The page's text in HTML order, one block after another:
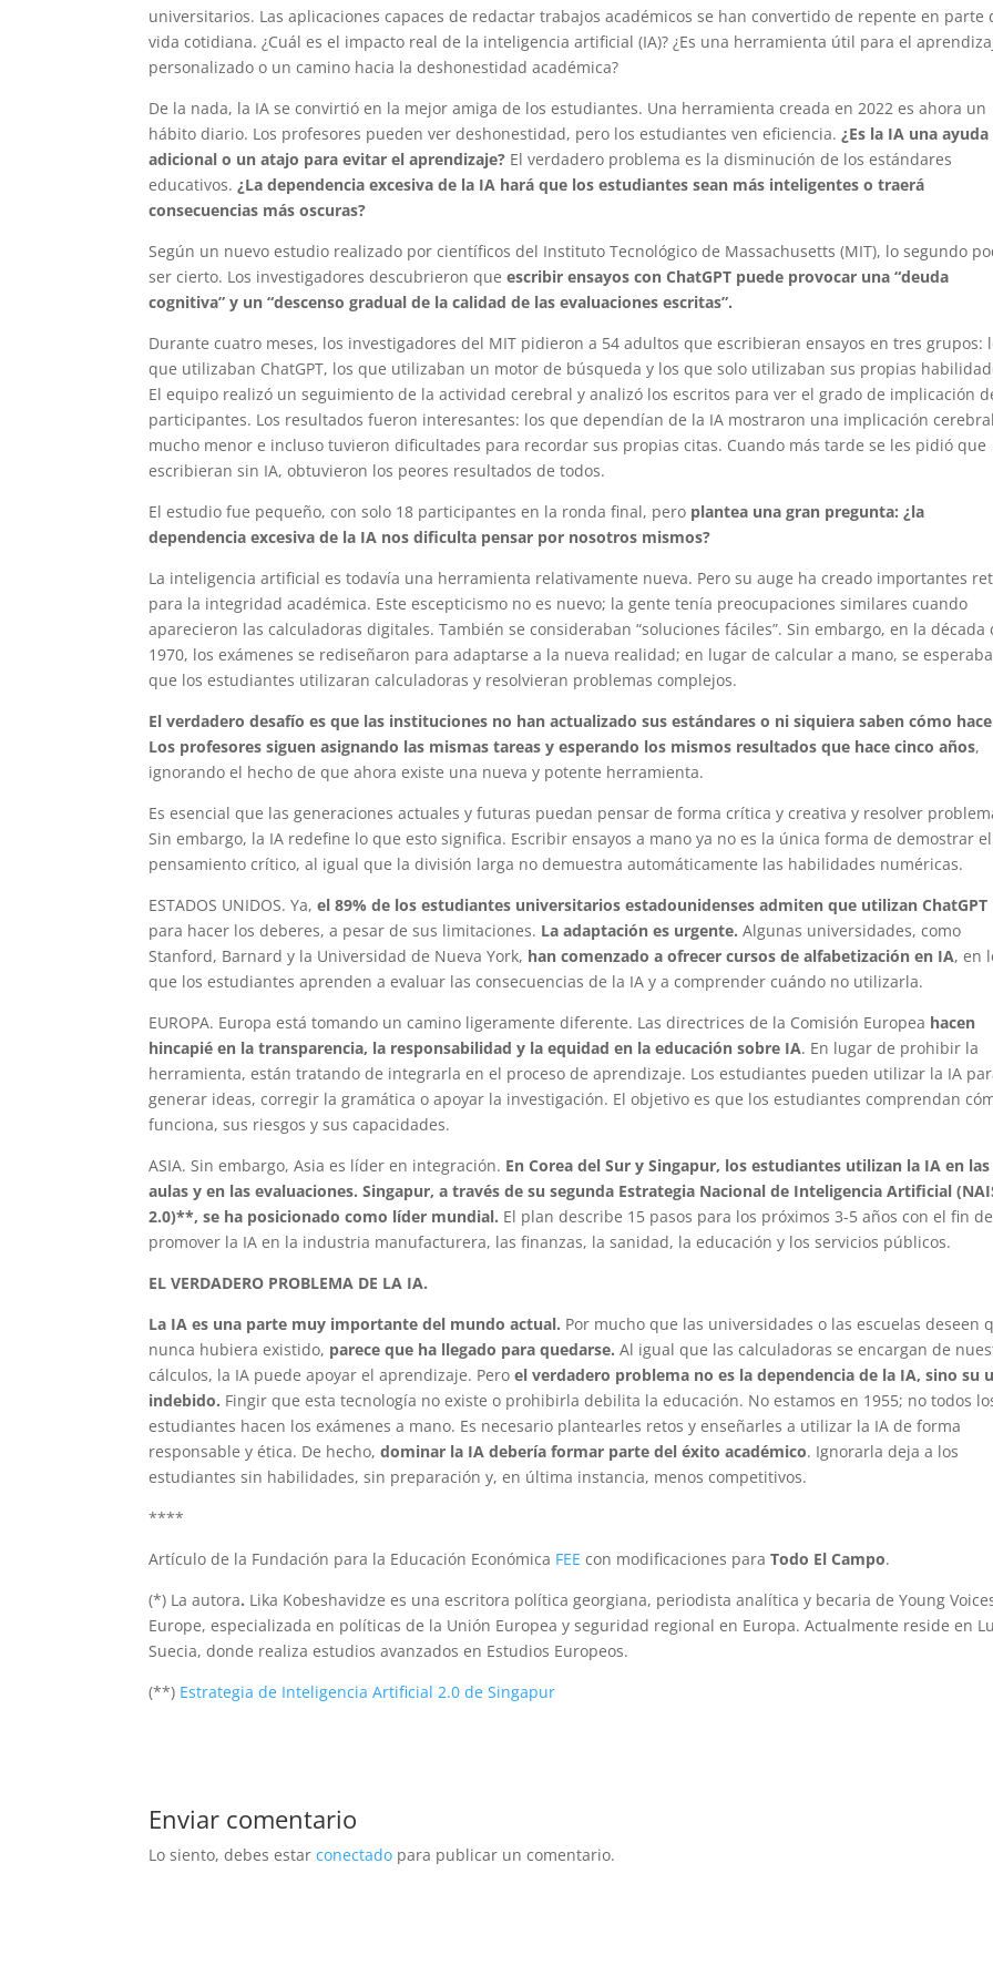
universitarios. Las aplicaciones capaces de redactar trabajos académicos se han convertido de repente en parte
vida cotidiana. ¿Cuál es el impacto real de la inteligencia artificial (IA)? ¿Es una herramienta útil para el
personalizado o un camino hacia la deshonestidad académica?
De la nada, la IA se convirtió en la mejor amiga de los estudiantes. Una herramienta creada en 2022 es ahora un
hábito diario. Los profesores pueden ver deshonestidad, pero los estudiantes ven eficiencia. ¿Es la IA una ayuda
adicional o un atajo para evitar el aprendizaje? El verdadero problema es la disminución de los estándares
educativos. ¿La dependencia excesiva de la IA hará que los estudiantes sean más inteligentes o traerá
consecuencias más oscuras?
Según un nuevo estudio realizado por científicos del Instituto Tecnológico de Massachusetts (MIT), lo segundo
ser cierto. Los investigadores descubrieron queescribir ensayos con ChatGPT puede provocar una “deuda
cognitiva” y un “descenso gradual de la calidad de las evaluaciones escritas”.
Durante cuatro meses, los investigadores del MIT pidieron a 54 adultos que escribieran ensayos en tres grupos:
que utilizaban ChatGPT, los que utilizaban un motor de búsqueda y los que solo utilizaban sus propias
El equipo realizó un seguimiento de la actividad cerebral y analizó los escritos para ver el grado de implicación
participantes. Los resultados fueron interesantes: los que dependían de la IA mostraron una implicación cerebral
mucho menor e incluso tuvieron dificultades para recordar sus propias citas. Cuando más tarde se les pidió que
escribieran sin IA, obtuvieron los peores resultados de todos.
El estudio fue pequeño, con solo 18 participantes en la ronda final, pero plantea una gran pregunta: ¿la
dependencia excesiva de la IA nos dificulta pensar por nosotros mismos?
La inteligencia artificial es todavía una herramienta relativamente nueva. Pero su auge ha creado importantes
para la integridad académica. Este escepticismo no es nuevo; la gente tenía preocupaciones similares cuando
aparecieron las calculadoras digitales. También se consideraban “soluciones fáciles”. Sin embargo, en la década
1970, los exámenes se rediseñaron para adaptarse a la nueva realidad; en lugar de calcular a mano, se esperaba
que los estudiantes utilizaran calculadoras y resolvieran problemas complejos.
El verdadero desafío es que las instituciones no han actualizado sus estándares o ni siquiera saben cómo
Los profesores siguen asignando las mismas tareas y esperando los mismos resultados que hace cinco años,
ignorando el hecho de que ahora existe una nueva y potente herramienta.
Es esencial que las generaciones actuales y futuras puedan pensar de forma crítica y creativa y resolver
Sin embargo, la IA redefine lo que esto significa. Escribir ensayos a mano ya no es la única forma de demostrar el
pensamiento crítico, al igual que la división larga no demuestra automáticamente las habilidades numéricas.
ESTADOS UNIDOS. Ya,el 89% de los estudiantes universitarios estadounidenses admiten que utilizan ChatGPT
para hacer los deberes, a pesar de sus limitaciones. La adaptación es urgente. Algunas universidades, como
Stanford, Barnard y la Universidad de Nueva York, han comenzado a ofrecer cursos de alfabetización en IA, en
que los estudiantes aprenden a evaluar las consecuencias de la IA y a comprender cuándo no utilizarla.
EUROPA. Europa está tomando un camino ligeramente diferente. Las directrices de la Comisión Europea hacen
hincapié en la transparencia, la responsabilidad y la equidad en la educación sobre IA. En lugar de prohibir la
herramienta, están tratando de integrarla en el proceso de aprendizaje. Los estudiantes pueden utilizar la IA
generar ideas, corregir la gramática o apoyar la investigación. El objetivo es que los estudiantes comprendan
funciona, sus riesgos y sus capacidades.
ASIA. Sin embargo, Asia es líder en integración. En Corea del Sur y Singapur, los estudiantes utilizan la IA en las
aulas y en las evaluaciones. Singapur, a través de su segunda Estrategia Nacional de Inteligencia Artificial
2.0)**, se ha posicionado como líder mundial. El plan describe 15 pasos para los próximos 3-5 años con el fin de
promover la IA en la industria manufacturera, las finanzas, la sanidad, la educación y los servicios públicos.
EL VERDADERO PROBLEMA DE LA IA.
La IA es una parte muy importante del mundo actual. Por mucho que las universidades o las escuelas deseen
nunca hubiera existido, parece que ha llegado para quedarse. Al igual que las calculadoras se encargan de
cálculos, la IA puede apoyar el aprendizaje. Peroel verdadero problema no es la dependencia de la IA, sino su
indebido. Fingir que esta tecnología no existe o prohibirla debilita la educación. No estamos en 1955; no todos
estudiantes hacen los exámenes a mano. Es necesario plantearles retos y enseñarles a utilizar la IA de forma
responsable y ética. De hecho,dominar la IA debería formar parte del éxito académico. Ignorarla deja a los
estudiantes sin habilidades, sin preparación y, en última instancia, menos competitivos.
****
Artículo de la Fundación para la Educación Económica FEEcon modificaciones paraTodo El Campo.
(*) La autora. Lika Kobeshavidze es una escritora política georgiana, periodista analítica y becaria de Young
Europe, especializada en políticas de la Unión Europea y seguridad regional en Europa. Actualmente reside en
Suecia, donde realiza estudios avanzados en Estudios Europeos.
(**) Estrategia de Inteligencia Artificial 2.0 de Singapur
Enviar comentario
Lo siento, debes estarconectado para publicar un comentario.